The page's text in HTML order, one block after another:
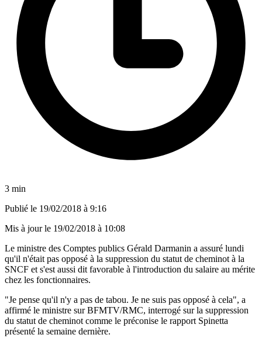
3 min
Publié le 19/02/2018 à 9:16
Mis à jour le 19/02/2018 à 10:08
Le ministre des Comptes publics Gérald Darmanin a assuré lundi
qu'il n'était pas opposé à la suppression du statut de cheminot à la
SNCF et s'est aussi dit favorable à l'introduction du salaire au mérite
chez les fonctionnaires.
"Je pense qu'il n'y a pas de tabou. Je ne suis pas opposé à cela", a
affirmé le ministre sur BFMTV/RMC, interrogé sur la suppression
du statut de cheminot comme le préconise le rapport Spinetta
présenté la semaine dernière.